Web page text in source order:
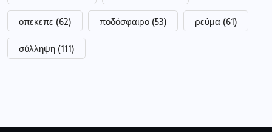
οπεκεπε (62) ποδόσφαιρο (53) ρεύμα (61)
σύλληψη (111)